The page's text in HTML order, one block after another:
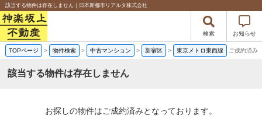
該当する物件は存在しません｜日本新都市リアルタ株式会社
検索 お知らせ
TOPページ > 物件検索 > 中古マンション > 新宿区 > 東京メトロ東西線 ご成約済み
該当する物件は存在しません
お探しの物件はご成約済みとなっております。